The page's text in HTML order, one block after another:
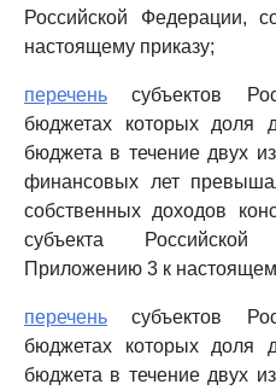
Российской Федерации,
настоящему приказу;
перечень субъектов
бюджетах которых доля
бюджета в течение двух
финансовых лет
собственных доходов
субъекта
Приложению 3 к
перечень субъектов
бюджетах которых доля
бюджета в течение двух